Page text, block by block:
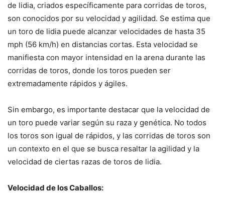
de lidia, criados específicamente para corridas de toros,
son conocidos por su velocidad y agilidad. Se estima que
un toro de lidia puede alcanzar velocidades de hasta 35
mph (56 km/h) en distancias cortas. Esta velocidad se
manifiesta con mayor intensidad en la arena durante las
corridas de toros, donde los toros pueden ser
extremadamente rápidos y ágiles.
Sin embargo, es importante destacar que la velocidad de
un toro puede variar según su raza y genética. No todos
los toros son igual de rápidos, y las corridas de toros son
un contexto en el que se busca resaltar la agilidad y la
velocidad de ciertas razas de toros de lidia.
Velocidad de los Caballos: